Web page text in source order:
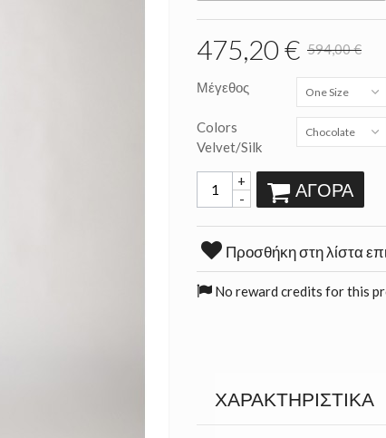
475,20 € 594,00 €
Μέγεθος One Size
Colors
Velvet/Silk
Chocolate
-
+ ΑΓΟΡΆ
Προσθήκη στη λίστα
No reward credits for this
ΧΑΡΑΚΤΗΡΙΣΤΙΚΆ